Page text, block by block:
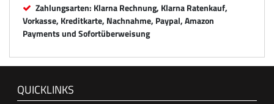
Zahlungsarten: Klarna Rechnung, Klarna Ratenkauf,
Vorkasse, Kreditkarte, Nachnahme, Paypal, Amazon
Payments und Sofortüberweisung
QUICKLINKS